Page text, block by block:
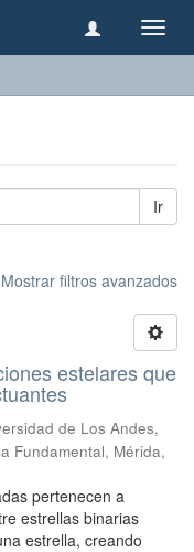
Ir
Mostrar filtros avanzados
estelares que
de Los Andes,
Fundamental, Mérida,
pertenecen a
estrellas binarias
estrella, creando